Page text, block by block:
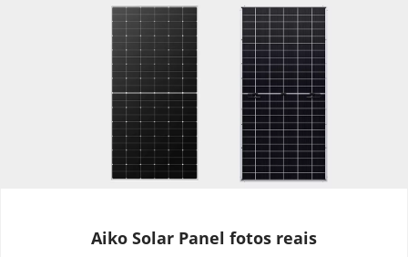
Aiko Solar Panel fotos reais